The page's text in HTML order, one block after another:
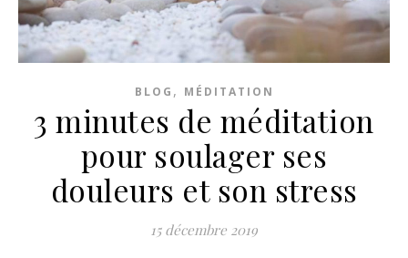
BLOG , MÉDITATION
3 minutes de méditation
pour soulager ses
douleurs et son stress
15 décembre 2019